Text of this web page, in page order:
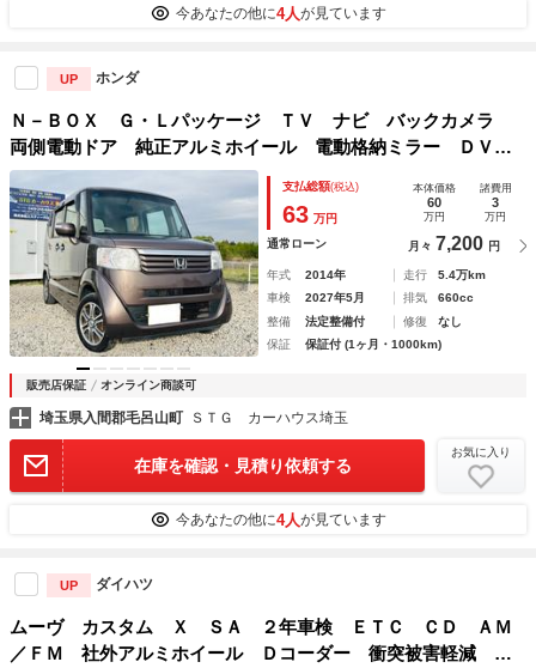
今あなたの他に4人が見ています
UP ホンダ
Ｎ－ＢＯＸ Ｇ・Ｌパッケージ ＴＶ ナビ バックカメラ
両側電動ドア 純正アルミホイール 電動格納ミラー ＤＶ
Ｄ Ｂｌｕｅｔｏｏｔｈ ＦＭ．ＡＭ プッシュスタート ス
マ－トキ－ オートエアコン ベンチシ－ト ワンオーナー
禁煙車
支払総額(税込)
63 万円
本体価格
60
万円
諸費用
3
万円
通常ローン 月々 7,200 円
年式 2014年 走行
5.4万km
車検
2027年5月 排気
660cc
整備
法定整備付 修復
なし
保証
保証付 (1ヶ月・1000km)
販売店保証 オンライン商談可
埼玉県入間郡毛呂山町 ＳＴＧ カーハウス埼玉
在庫を確認・見積り依頼する
お気に入り
今あなたの他に4人が見ています
UP ダイハツ
ムーヴ カスタム Ｘ ＳＡ ２年車検 ＥＴＣ ＣＤ ＡＭ
／ＦＭ 社外アルミホイール Ｄコーダー 衝突被害軽減 オ